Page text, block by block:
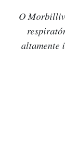
O
altamente